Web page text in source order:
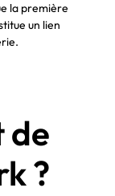
la première
un lien
de
?